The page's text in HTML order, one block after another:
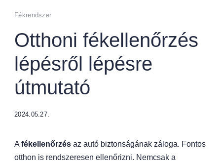
Fékrendszer
Otthoni fékellenőrzés
lépésről lépésre
útmutató
2024.05.27.
A fékellenőrzés az autó biztonságának záloga. Fontos
otthon is rendszeresen ellenőrizni. Nemcsak a